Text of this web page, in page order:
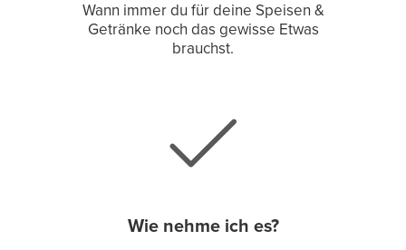
Wann immer du für deine Speisen &
Getränke noch das gewisse Etwas
brauchst.
Wie nehme ich es?